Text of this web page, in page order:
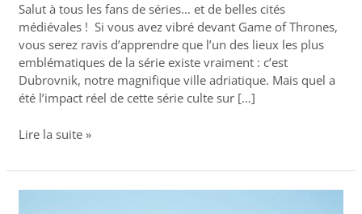
Salut à tous les fans de séries… et de belles cités
médiévales ! Si vous avez vibré devant Game of Thrones,
vous serez ravis d’apprendre que l’un des lieux les plus
emblématiques de la série existe vraiment : c’est
Dubrovnik, notre magnifique ville adriatique. Mais quel a
été l’impact réel de cette série culte sur […]
Lire la suite »